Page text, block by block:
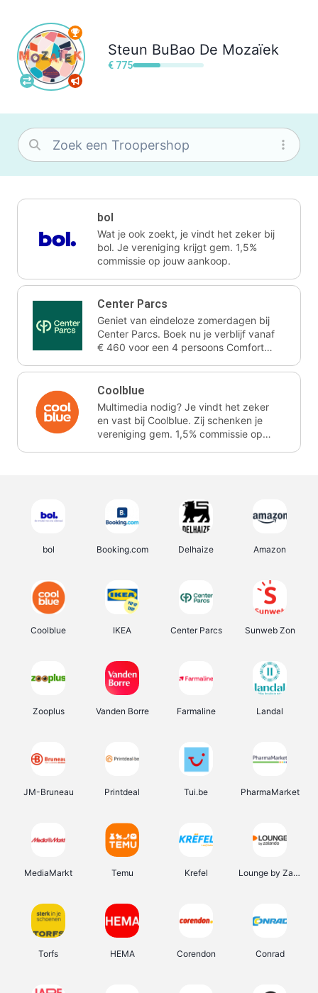
Steun BuBao De Mozaïek
€ 775
bol
Wat je ook zoekt, je vindt het zeker bij
bol. Je vereniging krijgt gem. 1,5%
commissie op jouw aankoop.
Center Parcs
Geniet van eindeloze zomerdagen bij
Center Parcs. Boek nu je verblijf vanaf
€ 460 voor een 4 persoons Comfort
je vereniging gem. 2,4% commissie.
Coolblue
Multimedia nodig? Je vindt het zeker
en vast bij Coolblue. Zij schenken je
vereniging gem. 1,5% commissie op
bol Booking.com Delhaize Amazon
Coolblue IKEA Center Parcs Sunweb Zon
Zooplus Vanden Borre Farmaline Landal
JM-Bruneau Printdeal Tui.be PharmaMarket
MediaMarkt Temu Krefel Lounge by Zalando
Torfs HEMA Corendon Conrad